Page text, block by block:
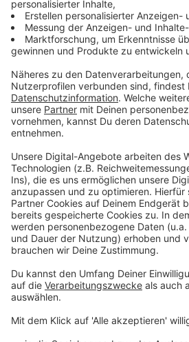
Mehr
Akzeptieren
powered by
Management
Das Steak-Sandwich aus dem
ihr euch anschauen, wie Nelson
Anzeige
Röstzwiebeln:
Zwiebelstreifen schneiden.
Mit Öl in der Pfanne anbraten
lassen. Zwiebel immer wieder
sie schön karamellisieren.
Käsesauce:
Butter im Topf schmelzen
Milch langsam einrühren, bis
stimmt.
Topf ausstellen und den